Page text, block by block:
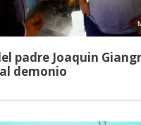
padre Joaquin
demonio